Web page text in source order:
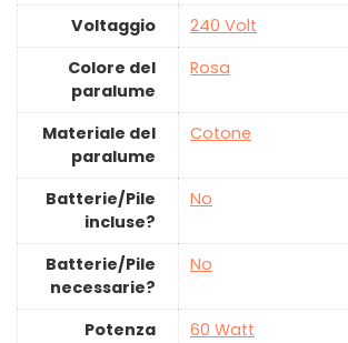
Voltaggio
‎240 Volt
Colore del
paralume
‎Rosa
Materiale del
paralume
‎Cotone
Batterie/Pile
incluse?
‎No
Batterie/Pile
necessarie?
‎No
Potenza
‎60 Watt